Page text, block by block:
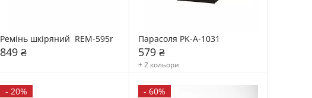
Ремінь шкіряний  REM-595r
849 ₴
Парасоля PK-A-1031
579 ₴
+ 2 кольори
- 20% - 60%